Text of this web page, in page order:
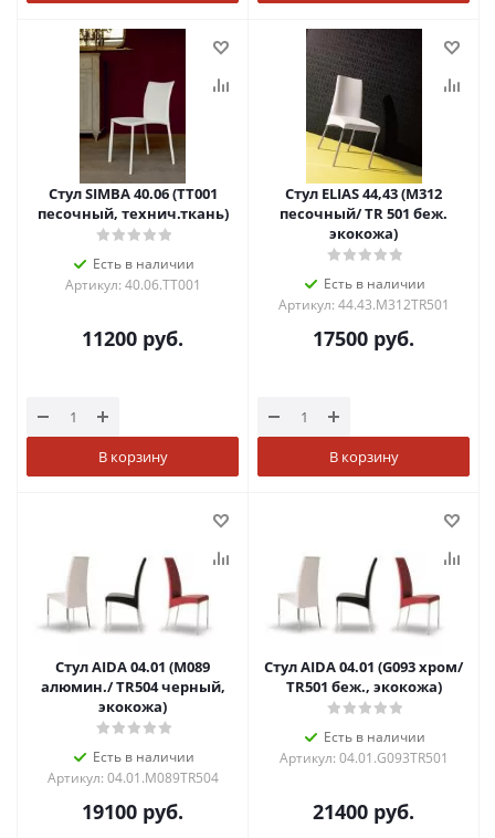
Стул SIMBA 40.06 (TT001
песочный, технич.ткань)
Есть в наличии
Артикул: 40.06.TT001
11200 руб.
В корзину
Стул ELIAS 44,43 (М312
песочный/ TR 501 беж.
экокожа)
Есть в наличии
Артикул: 44.43.M312TR501
17500 руб.
В корзину
Стул AIDA 04.01 (M089
алюмин./ TR504 черный,
экокожа)
Есть в наличии
Артикул: 04.01.M089TR504
19100 руб.
Стул AIDA 04.01 (G093 хром/
TR501 беж., экокожа)
Есть в наличии
Артикул: 04.01.G093TR501
21400 руб.